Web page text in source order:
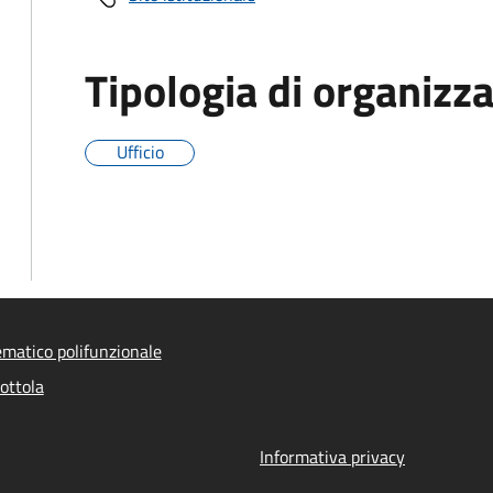
Tipologia di
Ufficio
polifunzionale
Informativa privacy